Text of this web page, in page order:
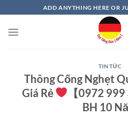
qua
nội
ADD ANYTHING HERE OR
TIN TỨC
Thông Cống Nghẹt
Giá Rẻ
【0972
BH 10